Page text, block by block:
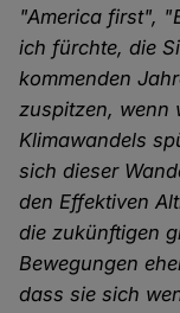
"America first",
ich fürchte, die
kommenden
zuspitzen, wenn
Klimawandels
sich dieser
den Effektiven
die zukünftigen
Bewegungen
dass sie sich